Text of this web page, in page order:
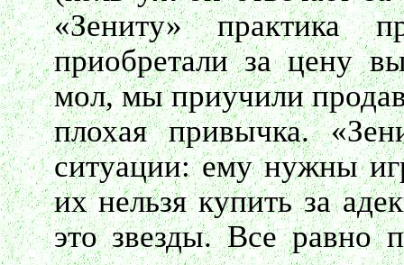
«Зениту» практика
приобретали за цену
мол, мы приучили
плохая привычка.
ситуации: ему нужны
их нельзя купить за
это звезды. Все равно